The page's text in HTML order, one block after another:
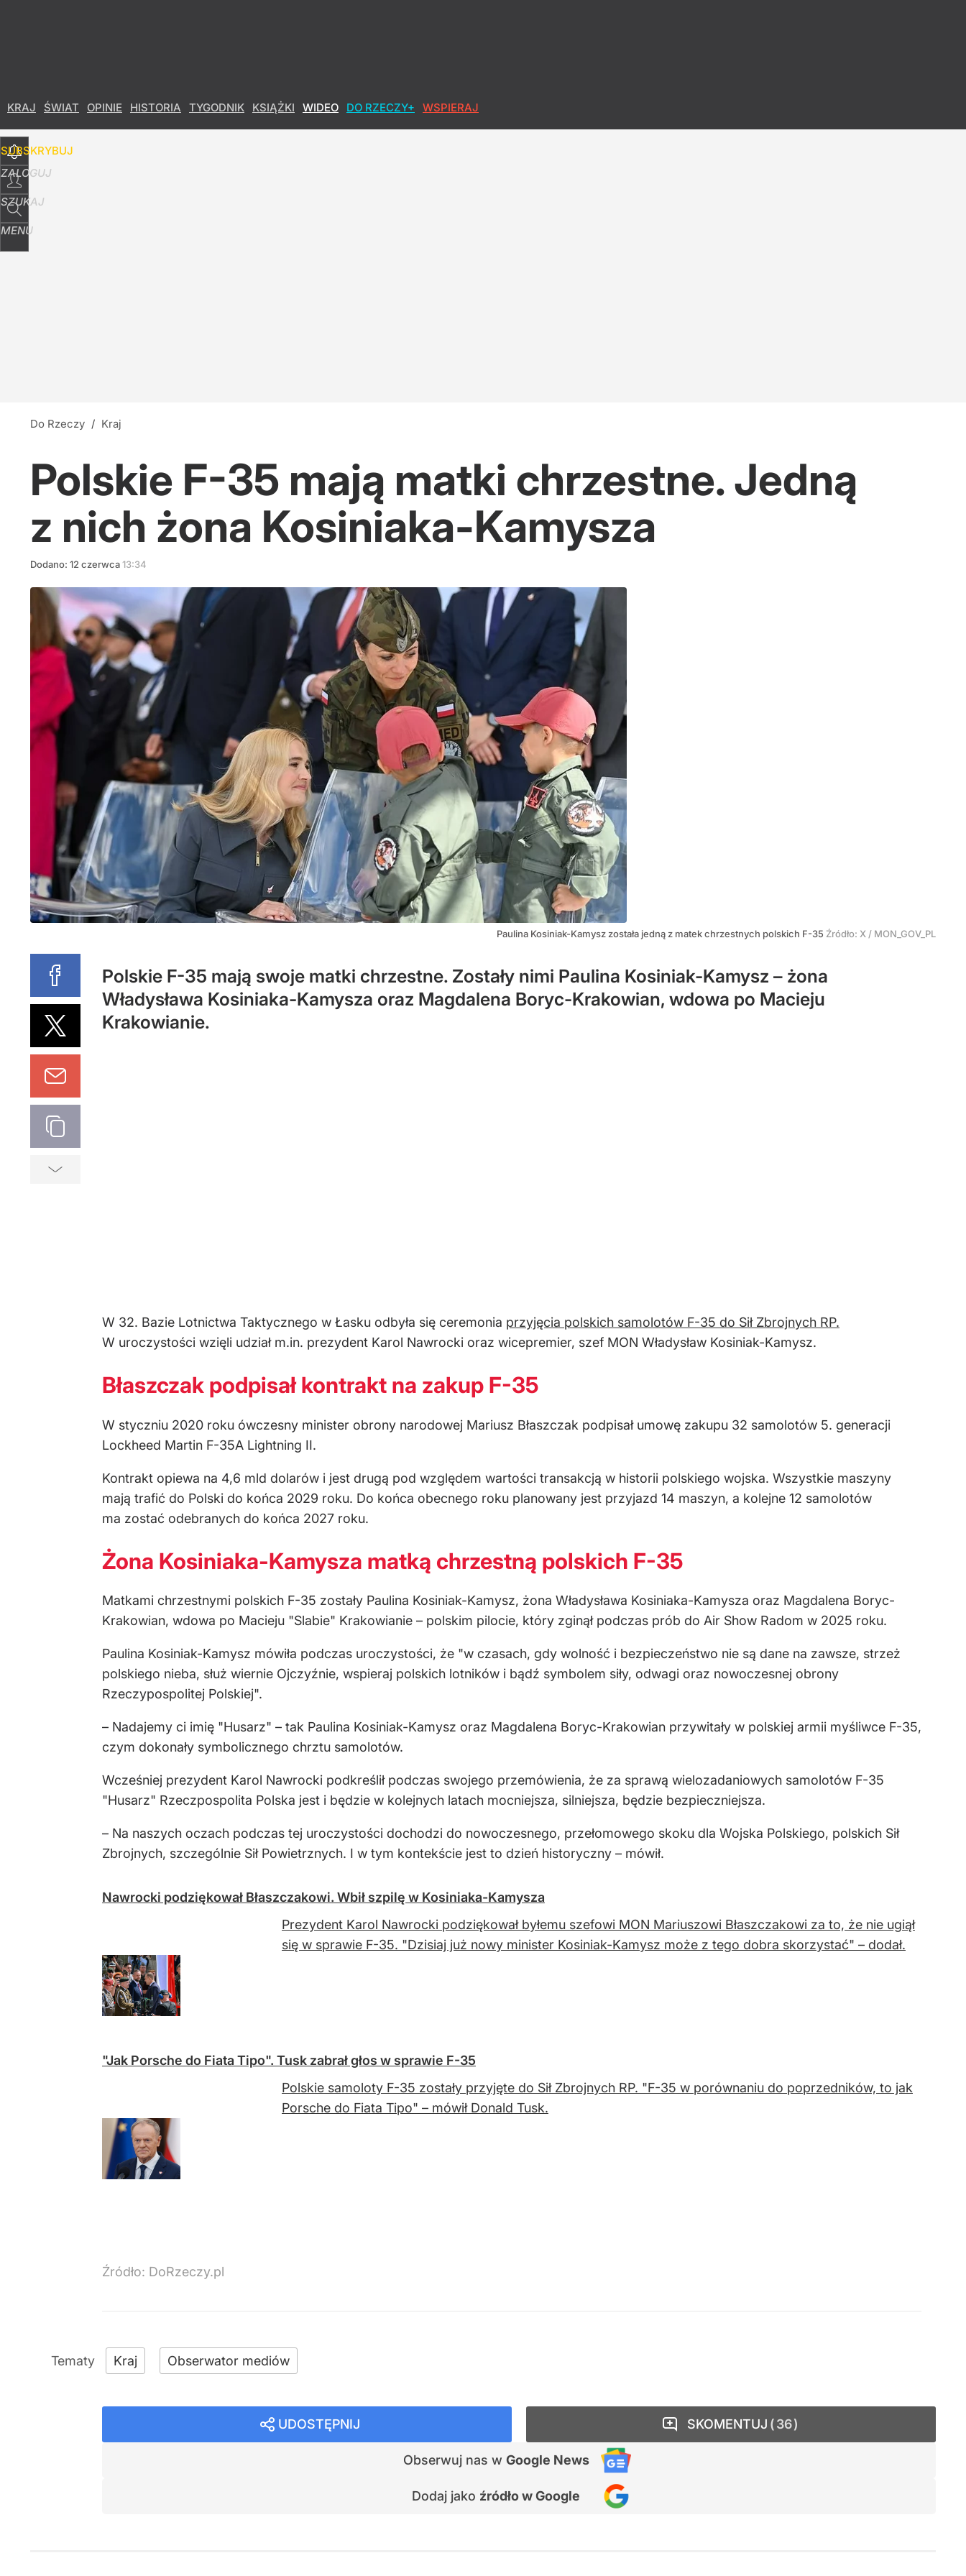
KRAJ ŚWIAT OPINIE HISTORIA TYGODNIK KSIĄŻKI WIDEO DO RZECZY+ WSPIERAJ
SUBSKRYBUJ
ZALOGUJ
SZUKAJ
MENU
Do Rzeczy / Kraj
Polskie F-35 mają matki chrzestne. Jedną
z nich żona Kosiniaka-Kamysza
Dodano: 12 czerwca13:34
Paulina Kosiniak-Kamysz została jedną z matek chrzestnych polskich F-35 Źródło: X / MON_GOV_PL
Polskie F-35 mają swoje matki chrzestne. Zostały nimi Paulina Kosiniak-Kamysz – żona
Władysława Kosiniaka-Kamysza oraz Magdalena Boryc-Krakowian, wdowa po Macieju
Krakowianie.
W 32. Bazie Lotnictwa Taktycznego w Łasku odbyła się ceremonia przyjęcia polskich samolotów F-35 do Sił Zbrojnych RP.
W uroczystości wzięli udział m.in. prezydent Karol Nawrocki oraz wicepremier, szef MON Władysław Kosiniak-Kamysz.
Błaszczak podpisał kontrakt na zakup F-35
W styczniu 2020 roku ówczesny minister obrony narodowej Mariusz Błaszczak podpisał umowę zakupu 32 samolotów 5. generacji
Lockheed Martin F-35A Lightning II.
Kontrakt opiewa na 4,6 mld dolarów i jest drugą pod względem wartości transakcją w historii polskiego wojska. Wszystkie maszyny
mają trafić do Polski do końca 2029 roku. Do końca obecnego roku planowany jest przyjazd 14 maszyn, a kolejne 12 samolotów
ma zostać odebranych do końca 2027 roku.
Żona Kosiniaka-Kamysza matką chrzestną polskich F-35
Matkami chrzestnymi polskich F-35 zostały Paulina Kosiniak-Kamysz, żona Władysława Kosiniaka-Kamysza oraz Magdalena Boryc-
Krakowian, wdowa po Macieju "Slabie" Krakowianie – polskim pilocie, który zginął podczas prób do Air Show Radom w 2025 roku.
Paulina Kosiniak-Kamysz mówiła podczas uroczystości, że "w czasach, gdy wolność i bezpieczeństwo nie są dane na zawsze, strzeż
polskiego nieba, służ wiernie Ojczyźnie, wspieraj polskich lotników i bądź symbolem siły, odwagi oraz nowoczesnej obrony
Rzeczypospolitej Polskiej".
– Nadajemy ci imię "Husarz" – tak Paulina Kosiniak-Kamysz oraz Magdalena Boryc-Krakowian przywitały w polskiej armii myśliwce F-35,
czym dokonały symbolicznego chrztu samolotów.
Wcześniej prezydent Karol Nawrocki podkreślił podczas swojego przemówienia, że za sprawą wielozadaniowych samolotów F-35
"Husarz" Rzeczpospolita Polska jest i będzie w kolejnych latach mocniejsza, silniejsza, będzie bezpieczniejsza.
– Na naszych oczach podczas tej uroczystości dochodzi do nowoczesnego, przełomowego skoku dla Wojska Polskiego, polskich Sił
Zbrojnych, szczególnie Sił Powietrznych. I w tym kontekście jest to dzień historyczny – mówił.
Nawrocki podziękował Błaszczakowi. Wbił szpilę w Kosiniaka-Kamysza
Prezydent Karol Nawrocki podziękował byłemu szefowi MON Mariuszowi Błaszczakowi za to, że nie ugiął
się w sprawie F-35. "Dzisiaj już nowy minister Kosiniak-Kamysz może z tego dobra skorzystać" – dodał.
"Jak Porsche do Fiata Tipo". Tusk zabrał głos w sprawie F-35
Polskie samoloty F-35 zostały przyjęte do Sił Zbrojnych RP. "F-35 w porównaniu do poprzedników, to jak
Porsche do Fiata Tipo" – mówił Donald Tusk.
Źródło: DoRzeczy.pl
Kraj Obserwator mediów
UDOSTĘPNIJ
Obserwuj nas w Google News
Dodaj jako źródło w Google
SKOMENTUJ 36